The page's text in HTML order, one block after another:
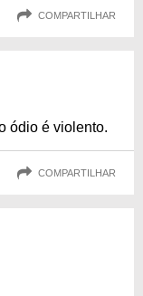
COMPARTILHAR
ódio é violento.
COMPARTILHAR